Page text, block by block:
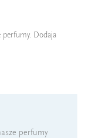
perfumy. Dodaja
perfumy